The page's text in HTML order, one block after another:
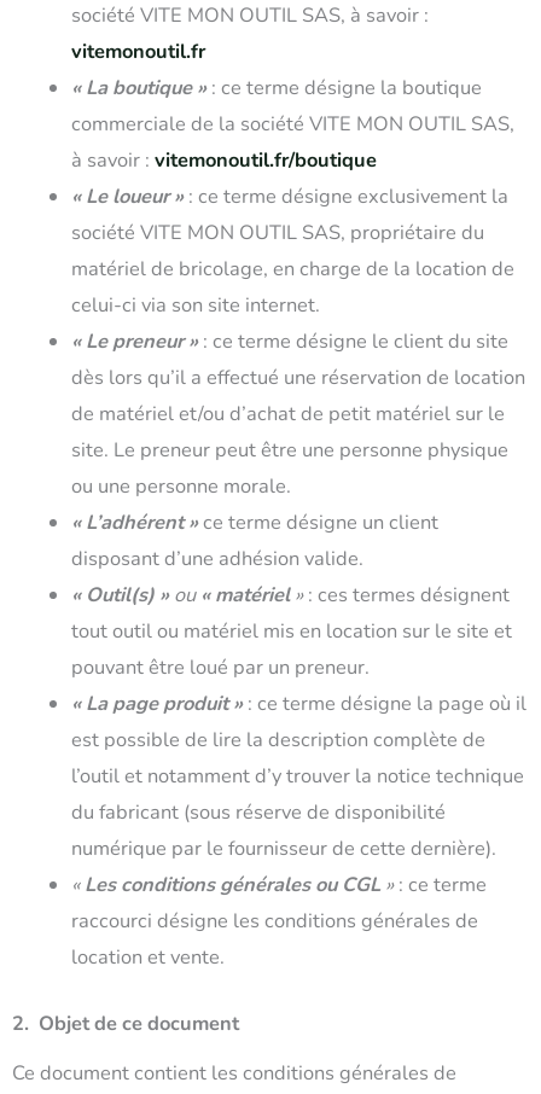
société VITE MON OUTIL SAS, à savoir :
vitemonoutil.fr
« La boutique »: ce terme désigne la boutique
commerciale de la société VITE MON OUTIL SAS,
à savoir :vitemonoutil.fr/boutique
« Le loueur »: ce terme désigne exclusivement la
société VITE MON OUTIL SAS, propriétaire du
matériel de bricolage, en charge de la location de
celui-ci via son site internet.
« Le preneur »: ce terme désigne le client du site
dès lors qu’il a effectué une réservation de location
de matériel et/ou d’achat de petit matériel sur le
site. Le preneur peut être une personne physique
ou une personne morale.
« L’adhérent »ce terme désigne un client
disposant d’une adhésion valide.
« Outil(s) »ou « matériel»: ces termes désignent
tout outil ou matériel mis en location sur le site et
pouvant être loué par un preneur.
« La page produit »: ce terme désigne la page où il
est possible de lire la description complète de
l’outil et notamment d’y trouver la notice technique
du fabricant (sous réserve de disponibilité
numérique par le fournisseur de cette dernière).
«Les conditions générales ou CGL »: ce terme
raccourci désigne les conditions générales de
location et vente.
2. Objet de ce document
Ce document contient les conditions générales de